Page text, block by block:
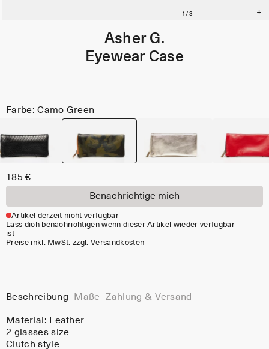
Asher G.
Eyewear Case
Farbe: Camo Green
185 €
Benachrichtige mich
Artikel derzeit nicht verfügbar
Lass dich benachrichtigen wenn dieser Artikel wieder verfügbar
ist
Preise inkl. MwSt. zzgl. Versandkosten
Beschreibung Maße Zahlung & Versand
Material:
Leather
2 glasses size
Clutch style